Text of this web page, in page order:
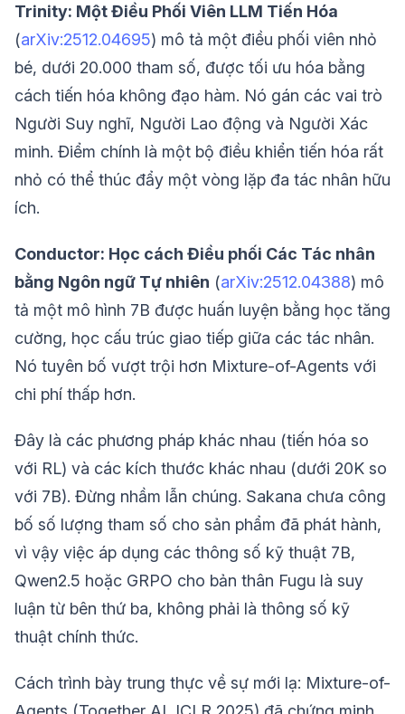
Trinity: Một Điều Phối Viên LLM Tiến Hóa
(arXiv:2512.04695) mô tả một điều phối viên nhỏ
bé, dưới 20.000 tham số, được tối ưu hóa bằng
cách tiến hóa không đạo hàm. Nó gán các vai trò
Người Suy nghĩ, Người Lao động và Người Xác
minh. Điểm chính là một bộ điều khiển tiến hóa rất
nhỏ có thể thúc đẩy một vòng lặp đa tác nhân hữu
ích.
Conductor: Học cách Điều phối Các Tác nhân
bằng Ngôn ngữ Tự nhiên (arXiv:2512.04388) mô
tả một mô hình 7B được huấn luyện bằng học tăng
cường, học cấu trúc giao tiếp giữa các tác nhân.
Nó tuyên bố vượt trội hơn Mixture-of-Agents với
chi phí thấp hơn.
Đây là các phương pháp khác nhau (tiến hóa so
với RL) và các kích thước khác nhau (dưới 20K so
với 7B). Đừng nhầm lẫn chúng. Sakana chưa công
bố số lượng tham số cho sản phẩm đã phát hành,
vì vậy việc áp dụng các thông số kỹ thuật 7B,
Qwen2.5 hoặc GRPO cho bản thân Fugu là suy
luận từ bên thứ ba, không phải là thông số kỹ
thuật chính thức.
Cách trình bày trung thực về sự mới lạ: Mixture-of-